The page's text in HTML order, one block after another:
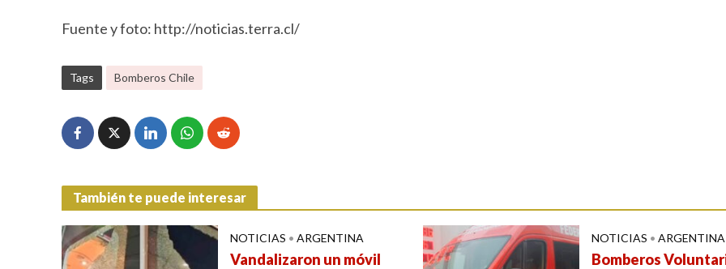
Fuente y foto: http://noticias.terra.cl/
Tags Bomberos Chile
También te puede interesar
NOTICIAS • ARGENTINA
Vandalizaron un móvil
NOTICIAS • ARGENTINA
Bomberos